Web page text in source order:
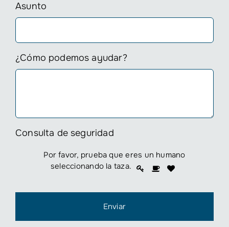
Asunto
¿Cómo podemos ayudar?
Consulta de seguridad
Por favor, prueba que eres un humano
seleccionando la taza. Por
un